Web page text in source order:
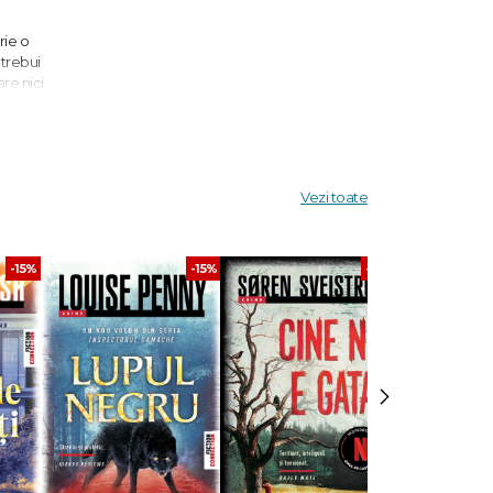
o
trebui
nici
fost
Vezi toate
-15% -15% -30%
›